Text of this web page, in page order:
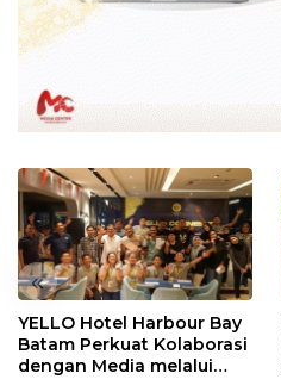
«
YELLO Hotel Harbour Bay
Batam Perkuat Kolaborasi
dengan Media melalui